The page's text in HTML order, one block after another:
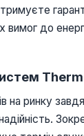
до
на ринку